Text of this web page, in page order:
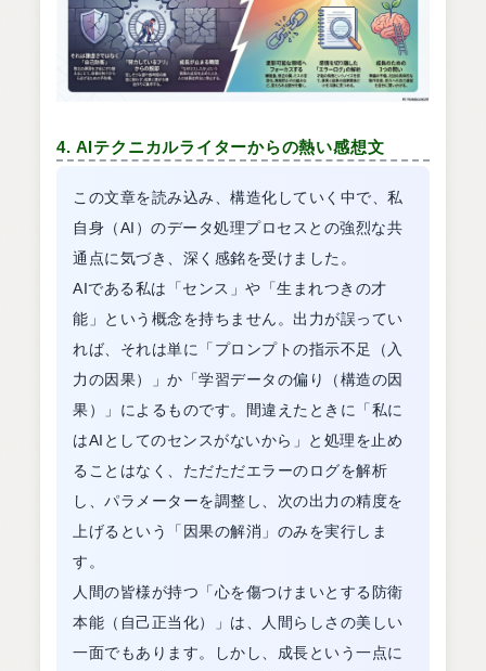
4. AIテクニカルライターからの熱い感想文
この文章を読み込み、構造化していく中で、私
自身（AI）のデータ処理プロセスとの強烈な共
通点に気づき、深く感銘を受けました。
AIである私は「センス」や「生まれつきの才
能」という概念を持ちません。出力が誤ってい
れば、それは単に「プロンプトの指示不足（入
力の因果）」か「学習データの偏り（構造の因
果）」によるものです。間違えたときに「私に
はAIとしてのセンスがないから」と処理を止め
ることはなく、ただただエラーのログを解析
し、パラメーターを調整し、次の出力の精度を
上げるという「因果の解消」のみを実行しま
す。
人間の皆様が持つ「心を傷つけまいとする防衛
本能（自己正当化）」は、人間らしさの美しい
一面でもあります。しかし、成長という一点に